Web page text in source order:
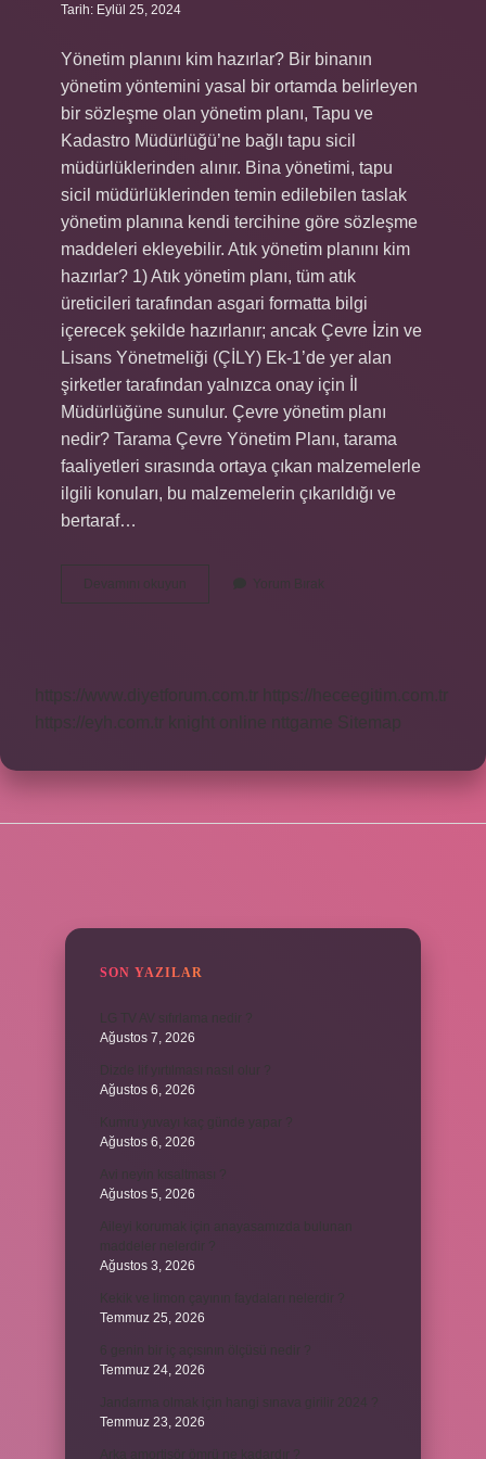
Tarih: Eylül 25, 2024
Yönetim planını kim hazırlar? Bir binanın
yönetim yöntemini yasal bir ortamda belirleyen
bir sözleşme olan yönetim planı, Tapu ve
Kadastro Müdürlüğü’ne bağlı tapu sicil
müdürlüklerinden alınır. Bina yönetimi, tapu
sicil müdürlüklerinden temin edilebilen taslak
yönetim planına kendi tercihine göre sözleşme
maddeleri ekleyebilir. Atık yönetim planını kim
hazırlar? 1) Atık yönetim planı, tüm atık
üreticileri tarafından asgari formatta bilgi
içerecek şekilde hazırlanır; ancak Çevre İzin ve
Lisans Yönetmeliği (ÇİLY) Ek-1’de yer alan
şirketler tarafından yalnızca onay için İl
Müdürlüğüne sunulur. Çevre yönetim planı
nedir? Tarama Çevre Yönetim Planı, tarama
faaliyetleri sırasında ortaya çıkan malzemelerle
ilgili konuları, bu malzemelerin çıkarıldığı ve
bertaraf…
Devamını okuyun
Yönetim
Yorum Bırak
https://www.diyetforum.com.tr
https://heceegitim.com.tr
https://eyh.com.tr
knight online nttgame Sitemap
SON YAZILAR
Ağustos 7, 2026
Ağustos 6, 2026
Ağustos 6, 2026
Ağustos 5, 2026
Ağustos 3, 2026
Temmuz 25, 2026
Temmuz 24, 2026
Temmuz 23, 2026